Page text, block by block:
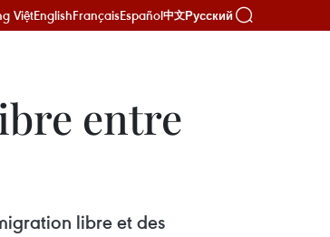
ViệtEnglishFrançaisEspañol中文Русский
entre
libre et des